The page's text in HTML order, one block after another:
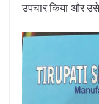
उपचार किया और उसे